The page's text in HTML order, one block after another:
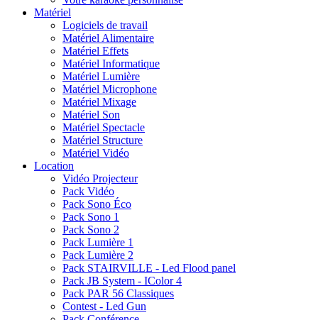
Matériel
Logiciels de travail
Matériel Alimentaire
Matériel Effets
Matériel Informatique
Matériel Lumière
Matériel Microphone
Matériel Mixage
Matériel Son
Matériel Spectacle
Matériel Structure
Matériel Vidéo
Location
Vidéo Projecteur
Pack Vidéo
Pack Sono Éco
Pack Sono 1
Pack Sono 2
Pack Lumière 1
Pack Lumière 2
Pack STAIRVILLE - Led Flood panel
Pack JB System - IColor 4
Pack PAR 56 Classiques
Contest - Led Gun